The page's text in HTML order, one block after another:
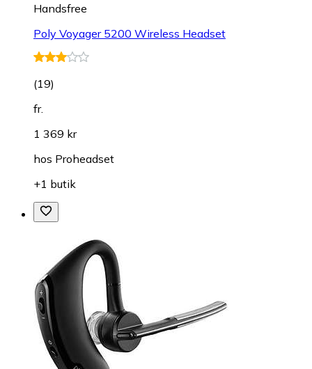
Handsfree
Poly Voyager 5200 Wireless Headset
(19)
fr.
1 369 kr
hos Proheadset
+1 butik